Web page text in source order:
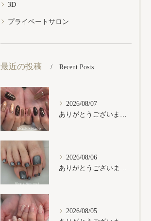
3D
プライベートサロン
最近の投稿 Recent Posts
2026/08/07
ありがとうございます𓂃𓈒𓏸︎︎︎︎
2026/08/06
ありがとうございます𓂃𓈒𓏸︎︎︎︎
2026/08/05